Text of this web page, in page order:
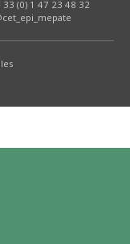
33 (0) 1 47 23 48 32